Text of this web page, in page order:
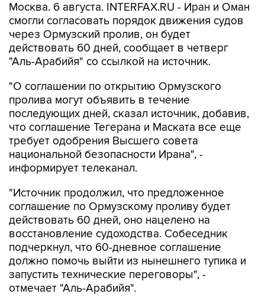
Москва. 6 августа. INTERFAX.RU - Иран и Оман
смогли согласовать порядок движения судов
через Ормузский пролив, он будет
действовать 60 дней, сообщает в четверг
"Аль-Арабийя" со ссылкой на источник.
"О соглашении по открытию Ормузского
пролива могут объявить в течение
последующих дней, сказал источник, добавив,
что соглашение Тегерана и Маската все еще
требует одобрения Высшего совета
национальной безопасности Ирана", -
информирует телеканал.
"Источник продолжил, что предложенное
соглашение по Ормузскому проливу будет
действовать 60 дней, оно нацелено на
восстановление судоходства. Собеседник
подчеркнул, что 60-дневное соглашение
должно помочь выйти из нынешнего тупика и
запустить технические переговоры", -
отмечает "Аль-Арабийя".